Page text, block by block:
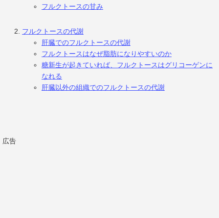
フルクトースの甘み
フルクトースの代謝
肝臓でのフルクトースの代謝
フルクトースはなぜ脂肪になりやすいのか
糖新生が起きていれば、フルクトースはグリコーゲンに
なれる
肝臓以外の組織でのフルクトースの代謝
広告